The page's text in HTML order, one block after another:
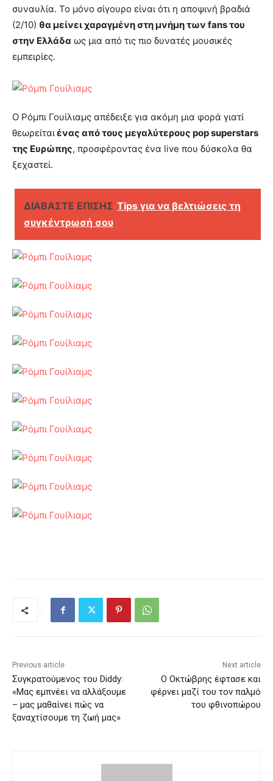
συναυλία. Το μόνο σίγουρο είναι ότι η αποψινή βραδιά
(2/10) θα μείνει χαραγμένη στη μνήμη των fans του
στην Ελλάδα ως μια από τις πιο δυνατές μουσικές
εμπειρίες.
Ο Ρόμπι Γουίλιαμς απέδειξε για ακόμη μια φορά γιατί
θεωρείταιένας από τους μεγαλύτερους pop superstars
της Ευρώπης, προσφέροντας ένα live που δύσκολα θα
ξεχαστεί.
ΔΙΑΒΑΣΤΕ ΕΠΙΣΗΣ Tips για να βελτιώσεις τη
συγκέντρωσή σου
Previous article
Συγκρατούμενος του Diddy:
«Μας εμπνέει να αλλάξουμε
– μας μαθαίνει πώς να
ξαναχτίσουμε τη ζωή μας»
Next article
Ο Οκτώβρης έφτασε και
φέρνει μαζί του τον παλμό
του φθινοπώρου